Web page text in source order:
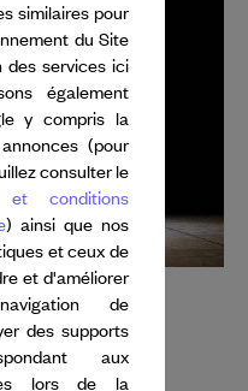
DU
similaires pour
du Site
des services ici
également
y compris la
(pour
consulter le
et conditions
) ainsi que nos
et ceux de
et d'améliorer
de
des supports
aux
lors de la